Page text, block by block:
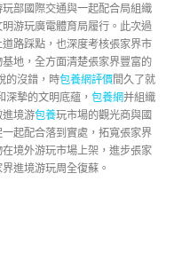
部國際交通與一起配合局組織
游玩廣電體育局履行。此次過
路踩點，也深度考核張家界市
地，全方面清楚張家界豐富的
的沒錯，時包養網評價間久了就
深摯的文明底蘊， 包養網并組織
境游包養玩市場的觀光商與國
起配合落到實處，拓寬張家界
境外游玩市場上架，進步張家
進境游玩周全復蘇。